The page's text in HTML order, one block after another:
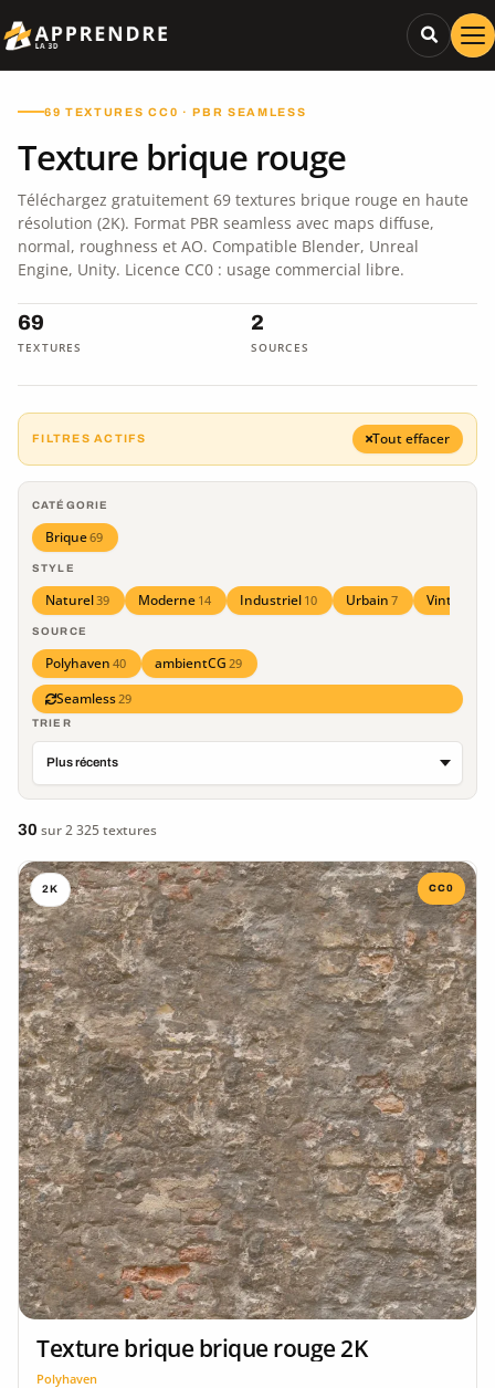
69 TEXTURES CC0 · PBR SEAMLESS
Texture brique rouge
Téléchargez gratuitement 69 textures brique rouge en haute
résolution (2K). Format PBR seamless avec maps diffuse,
normal, roughness et AO. Compatible Blender, Unreal
Engine, Unity. Licence CC0 : usage commercial libre.
69
TEXTURES
2
SOURCES
FILTRES ACTIFS Tout effacer
CATÉGORIE
Brique69
STYLE
Naturel 39 Moderne 14 Industriel 10 Urbain 7 Vintage
SOURCE
Polyhaven 40 ambientCG 29
Seamless 29
TRIER
30 sur 2 325 textures
2K CC0
Texture brique brique rouge 2K
Polyhaven